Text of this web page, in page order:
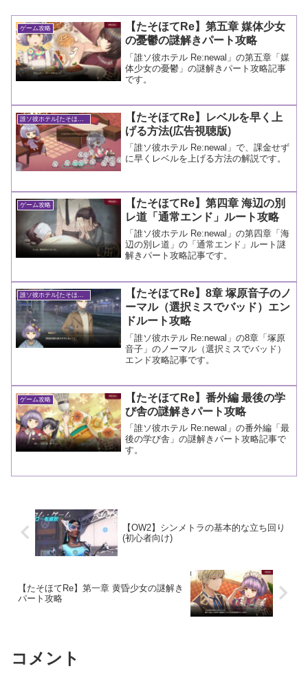
ゲーム攻略
【たそほてRe】第五章 媒体少女
の憂鬱の謎解きパート攻略
「誰ソ彼ホテル Re:newal」の第五章「媒
体少女の憂鬱」の謎解きパート攻略記事
です。
【たそほてRe】レベルを早く上
げる方法(広告視聴版)
「誰ソ彼ホテル Re:newal」で、課金せず
に早くレベルを上げる方法の解説です。
ゲーム攻略
【たそほてRe】第四章 海辺の別
レ道「通常エンド」ルート攻略
「誰ソ彼ホテル Re:newal」の第四章「海
辺の別レ道」の「通常エンド」ルート謎
解きパート攻略記事です。
誰ソ彼ホテル[たそほてRe]
【たそほてRe】8章 塚原音子のノ
ーマル（選択ミスでバッド）エン
ドルート攻略
「誰ソ彼ホテル Re:newal」の8章「塚原
音子」のノーマル（選択ミスでバッド）
エンド攻略記事です。
ゲーム攻略
【たそほてRe】番外編 最後の学
び舎の謎解きパート攻略
「誰ソ彼ホテル Re:newal」の番外編「最
後の学び舎」の謎解きパート攻略記事で
す。
【OW2】シンメトラの基本的な立ち回り
(初心者向け)
【たそほてRe】第一章 黄昏少女の謎解き
パート攻略
コメント